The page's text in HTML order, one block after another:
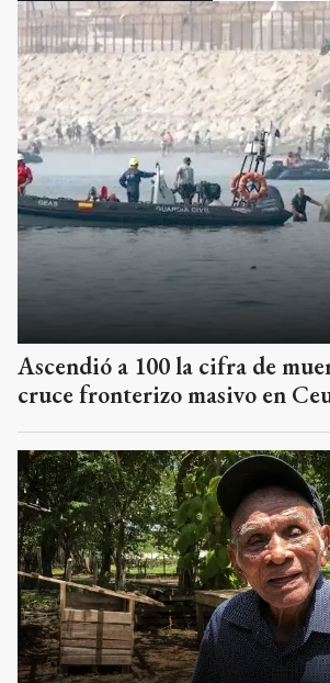
Ascendió a 100 la cifra de
cruce fronterizo masivo en